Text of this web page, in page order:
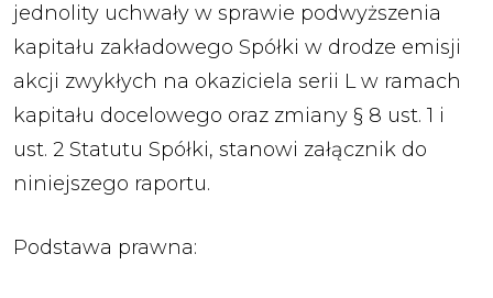
jednolity uchwały w sprawie podwyższenia
kapitału zakładowego Spółki w drodze emisji
akcji zwykłych na okaziciela serii L w ramach
kapitału docelowego oraz zmiany § 8 ust. 1 i
ust. 2 Statutu Spółki, stanowi załącznik do
niniejszego raportu.
Podstawa prawna: